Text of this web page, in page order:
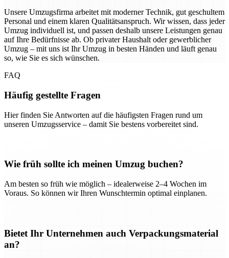
Unsere Umzugsfirma arbeitet mit moderner Technik, gut geschultem
Personal und einem klaren Qualitätsanspruch. Wir wissen, dass jeder
Umzug individuell ist, und passen deshalb unsere Leistungen genau
auf Ihre Bedürfnisse ab. Ob privater Haushalt oder gewerblicher
Umzug – mit uns ist Ihr Umzug in besten Händen und läuft genau
so, wie Sie es sich wünschen.
FAQ
Häufig gestellte Fragen
Hier finden Sie Antworten auf die häufigsten Fragen rund um
unseren Umzugsservice – damit Sie bestens vorbereitet sind.
Wie früh sollte ich meinen Umzug buchen?
Am besten so früh wie möglich – idealerweise 2–4 Wochen im
Voraus. So können wir Ihren Wunschtermin optimal einplanen.
Bietet Ihr Unternehmen auch Verpackungsmaterial
an?